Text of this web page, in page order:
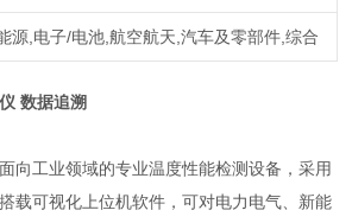
源,电子/电池,航空航天,汽车及零部件,综合
数据追溯
向工业领域的专业温度性能检测设备，采用
载可视化上位机软件，可对电力电气、新能